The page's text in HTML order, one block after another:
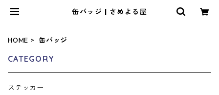
缶バッジ | さめよる屋
HOME 缶バッジ
CATEGORY
ステッカー